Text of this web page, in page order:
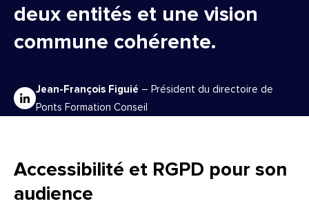
deux entités et une vision
commune cohérente.
Jean-François Figuié – Président du directoire de
Ponts Formation Conseil
Accessibilité et RGPD pour son
audience